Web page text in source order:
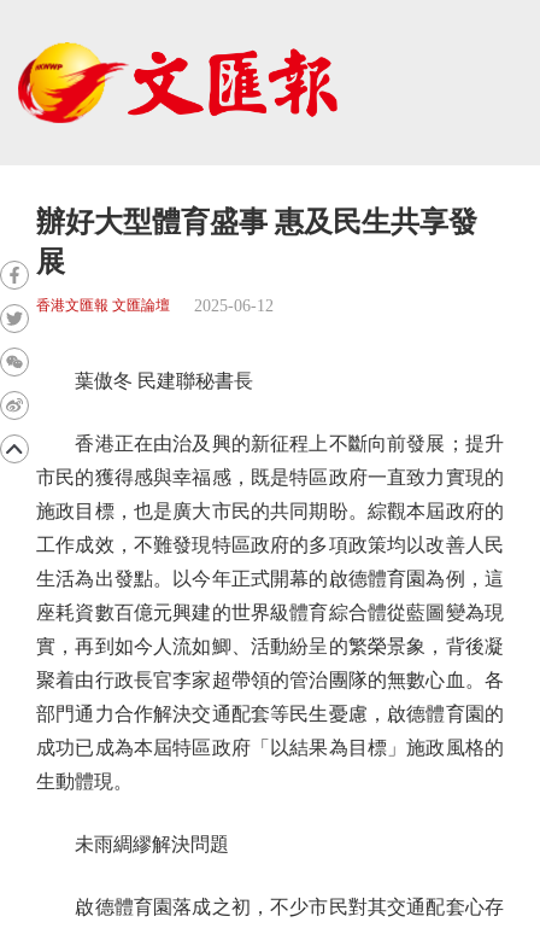
辦好大型體育盛事 惠及民生共享發
展
香港文匯報 文匯論壇 2025-06-12
葉傲冬 民建聯秘書長
香港正在由治及興的新征程上不斷向前發展；提升
市民的獲得感與幸福感，既是特區政府一直致力實現的
施政目標，也是廣大市民的共同期盼。綜觀本屆政府的
工作成效，不難發現特區政府的多項政策均以改善人民
生活為出發點。以今年正式開幕的啟德體育園為例，這
座耗資數百億元興建的世界級體育綜合體從藍圖變為現
實，再到如今人流如鯽、活動紛呈的繁榮景象，背後凝
聚着由行政長官李家超帶領的管治團隊的無數心血。各
部門通力合作解決交通配套等民生憂慮，啟德體育園的
成功已成為本屆特區政府「以結果為目標」施政風格的
生動體現。
未雨綢繆解決問題
啟德體育園落成之初，不少市民對其交通配套心存